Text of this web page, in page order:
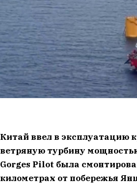
Китай ввел в
ветряную турбину
Gorges Pilot была
километрах от побережья